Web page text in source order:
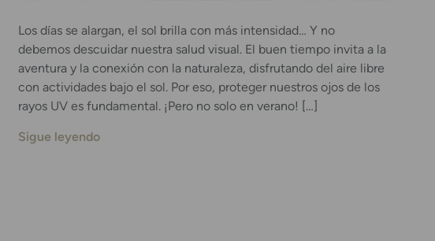
Los días se alargan, el sol brilla con más intensidad… Y no
debemos descuidar nuestra salud visual. El buen tiempo invita a la
aventura y la conexión con la naturaleza, disfrutando del aire libre
con actividades bajo el sol. Por eso, proteger nuestros ojos de los
rayos UV es fundamental. ¡Pero no solo en verano! […]
Sigue leyendo